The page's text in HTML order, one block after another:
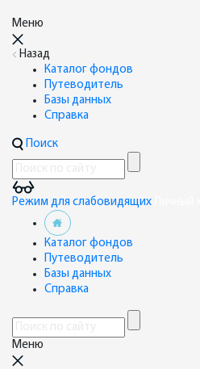
Меню
Назад
Каталог фондов
Путеводитель
Базы данных
Справка
Поиск
Режим для слабовидящих
Каталог фондов
Путеводитель
Базы данных
Справка
Меню